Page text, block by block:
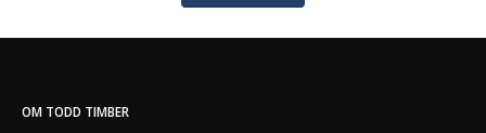
OM TODD TIMBER